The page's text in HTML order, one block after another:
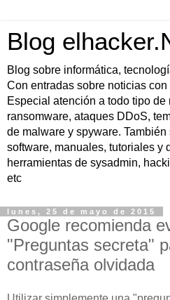
Blog
Blog sobre informática,
Con entradas sobre noticias
Especial atención a todo tipo de
ransomware, ataques DDoS,
de malware y spyware.
software, manuales, tutoriales y
herramientas de sysadmin,
etc
lunes, 25 de mayo de 2015
Google recomienda
"Preguntas secreta"
contraseña olvidada